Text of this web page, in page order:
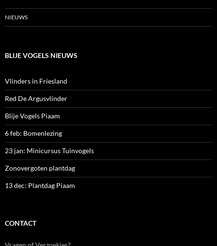
NIEUWS
BLIJE VOGELS NIEUWS
Vlinders in Friesland
Red De Argusvlinder
Blije Vogels Piaam
6 feb: Bomenlezing
23 jan: Minicursus Tuinvogels
Zonovergoten plantdag
13 dec: Plantdag Piaam
CONTACT